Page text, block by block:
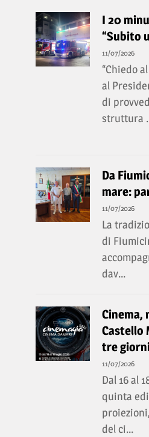
I 20
“Subito
11/07/2026
“Chiedo
al
di
struttura
Da
mare:
11/07/2026
La
di
dav...
Cinema,
Castello
tre
11/07/2026
Dal 16 al
quinta
del ci...